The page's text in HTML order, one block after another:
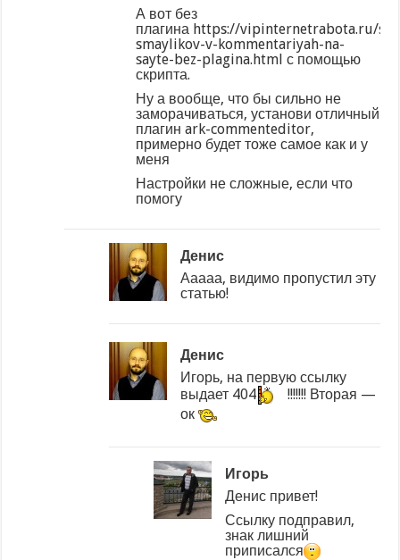
А вот без
плагина https://vipinternetrabota.ru/
smaylikov-v-kommentariyah-na-
sayte-bez-plagina.html с помощью
скрипта.
Ну а вообще, что бы сильно не
заморачиваться, установи отличный
плагин ark-commenteditor,
примерно будет тоже самое как и у
меня
Настройки не сложные, если что
помогу
Денис
Ааааа, видимо пропустил эту
статью!
Денис
Игорь, на первую ссылку
выдает 404
!!!!!!! Вторая —
ок
Игорь
Денис привет!
Ссылку подправил,
знак лишний
приписался